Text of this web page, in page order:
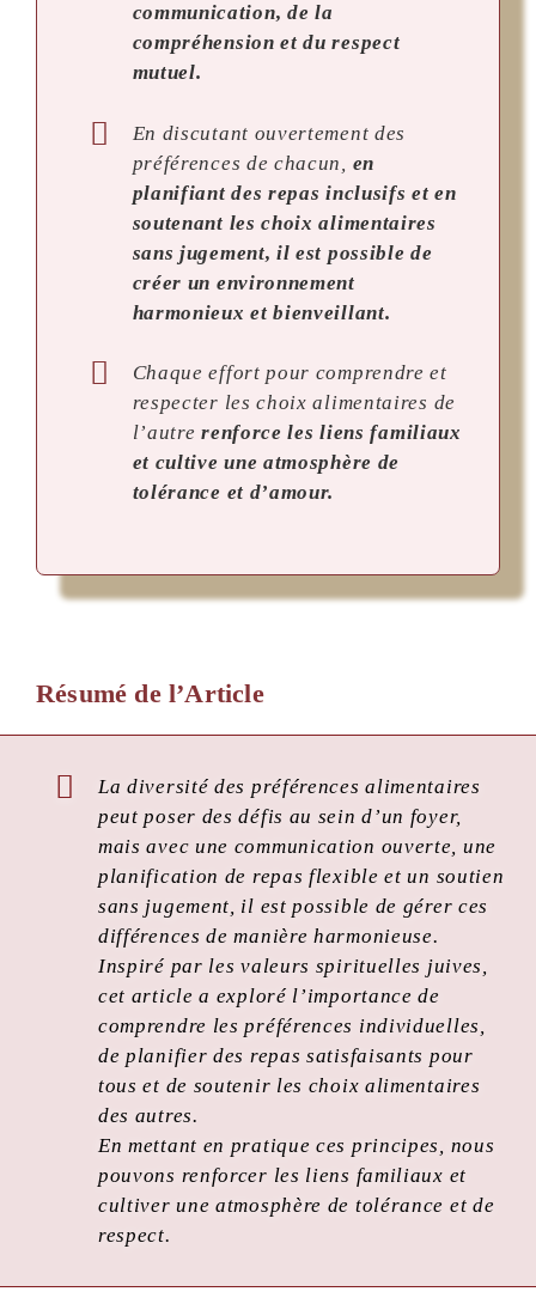
communication, de la
compréhension et du respect
mutuel.
En discutant ouvertement des
préférences de chacun, en
planifiant des repas inclusifs et en
soutenant les choix alimentaires
sans jugement, il est possible de
créer un environnement
harmonieux et bienveillant.
Chaque effort pour comprendre et
respecter les choix alimentaires de
l’autrerenforce les liens familiaux
et cultive une atmosphère de
tolérance et d’amour.
Résumé de l’Article
La diversité des préférences alimentaires
peut poser des défis au sein d’un foyer,
mais avec une communication ouverte, une
planification de repas flexible et un soutien
sans jugement, il est possible de gérer ces
différences de manière harmonieuse.
Inspiré par les valeurs spirituelles juives,
cet article a exploré l’importance de
comprendre les préférences individuelles,
de planifier des repas satisfaisants pour
tous et de soutenir les choix alimentaires
des autres.
En mettant en pratique ces principes, nous
pouvons renforcer les liens familiaux et
cultiver une atmosphère de tolérance et de
respect.